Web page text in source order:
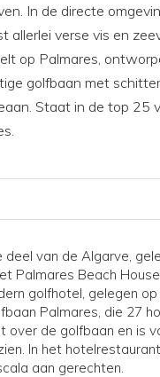
In de directe
allerlei verse vis en
op Palmares,
golfbaan met
Staat in de top 25
deel van de Algarve,
Palmares Beach
golfhotel, gelegen op
Palmares, die 27
over de golfbaan en is
In het
aan gerechten.